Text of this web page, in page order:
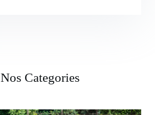
Nos Categories